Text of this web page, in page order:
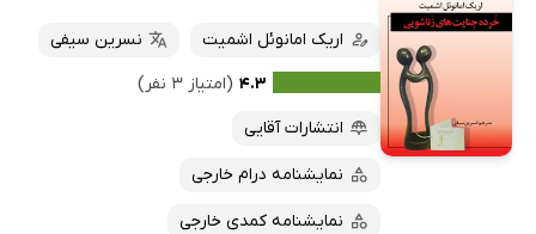
اریک امانوئل اشمیت
نسرین سیفی
۴.۳ (امتیاز ۳ نفر)
انتشارات آقایی
نمایشنامه درام خارجی
نمایشنامه کمدی خارجی